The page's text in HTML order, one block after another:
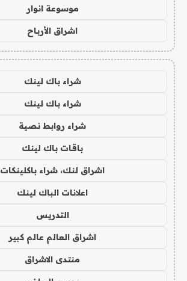
موسوعة انوار
اشراق الأرباح
شراء باك لينك
شراء باك لينك
شراء روابط نصية
باقات باك لينك
اشراق لنك، شراء باكلينكات
اعلانات الباك لينك
التدريس
اشراق العالم عالم كبير
منتدى الاشراق